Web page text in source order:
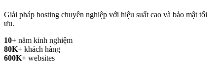
Giải pháp hosting chuyên nghiệp với hiệu suất cao và bảo mật tối
ưu.
10+ năm kinh nghiệm
80K+ khách hàng
600K+ websites